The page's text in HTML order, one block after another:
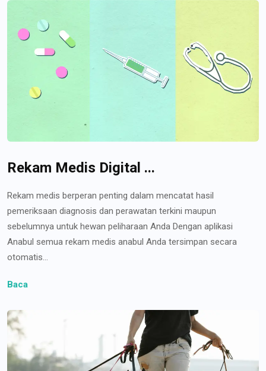
Rekam Medis Digital ...
Rekam medis berperan penting dalam mencatat hasil
pemeriksaan diagnosis dan perawatan terkini maupun
sebelumnya untuk hewan peliharaan Anda Dengan aplikasi
Anabul semua rekam medis anabul Anda tersimpan secara
otomatis...
Baca